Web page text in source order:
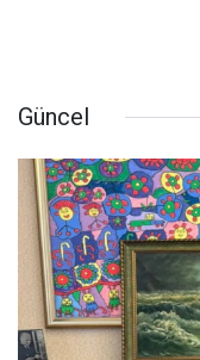
Güncel